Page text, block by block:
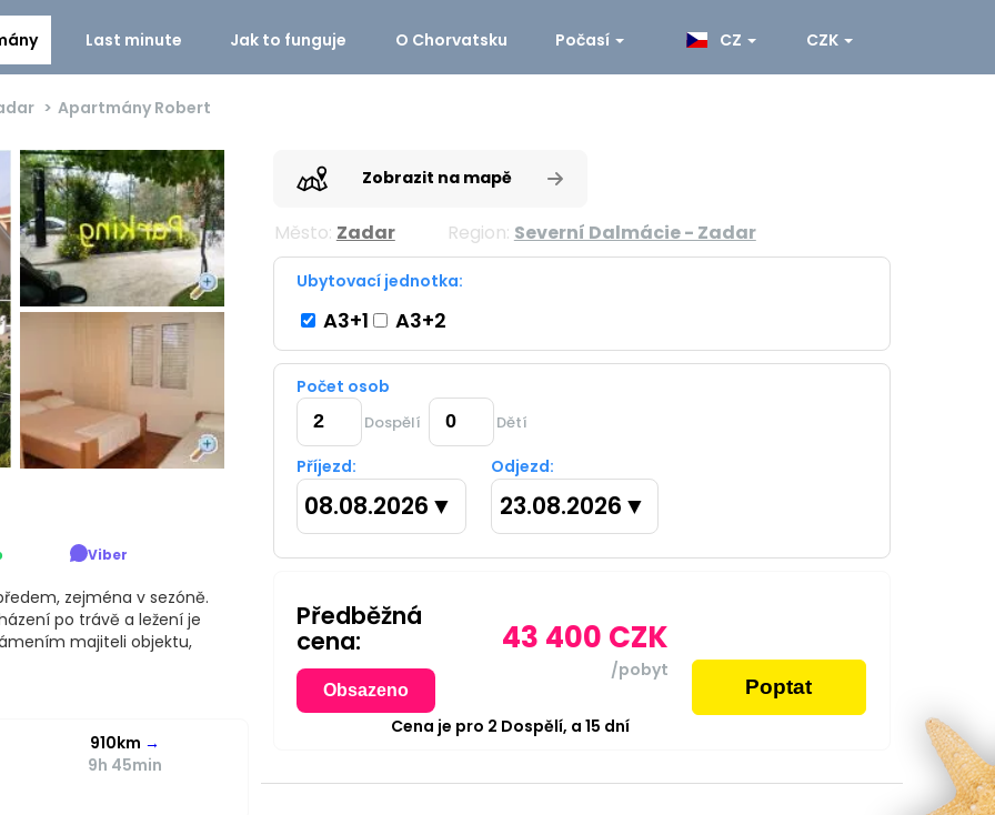
Last minute Jak to funguje O Chorvatsku Počasí CZ CZK
Apartmány Robert
Viber
zejména v sezóně.
po trávě a ležení je
majiteli objektu,
910km →
9h 45min
Zobrazit na mapě
Město: Zadar Region: Severní Dalmácie - Zadar
Ubytovací jednotka:
A3+1 A3+2
Počet osob
Dospělí Dětí
Příjezd:
08.08.2026 ▼
Odjezd:
23.08.2026 ▼
Předběžná
cena:
Obsazeno
43 400 CZK
/pobyt
Poptat
Cena je pro 2 Dospělí, a15 dní